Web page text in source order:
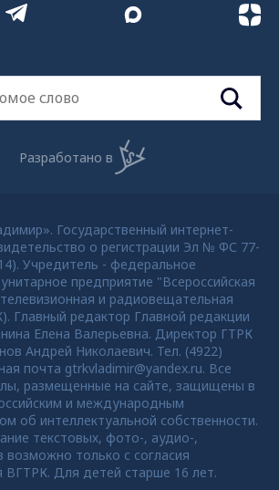
Разработано в
Государственный интернет-
о регистрации Эл № ФС 77-
Учредитель - федеральное
предприятие "Всероссийская
и радиовещательная
Главный редактор Главной редакции
Елена Валерьевна. Директор ГТРК
Андрей Николаевич. Тел. (4922)
почта gtrkvladimir@yandex.ru. Все
размещенные на сайте, защищены в
и международным
об интеллектуальной собственности.
текстовых, фото-, аудио-,
возможно только с согласия
ВГТРК. Для детей старше 16 лет.